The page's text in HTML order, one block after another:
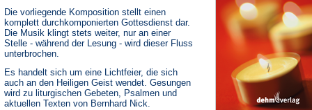
Die vorliegende Komposition stellt einen
komplett durchkomponierten Gottesdienst dar.
Die Musik klingt stets weiter, nur an einer
Stelle - während der Lesung - wird dieser Fluss
unterbrochen.
Es handelt sich um eine Lichtfeier, die sich
auch an den Heiligen Geist wendet. Gesungen
wird zu liturgischen Gebeten, Psalmen und
aktuellen Texten von Bernhard Nick.